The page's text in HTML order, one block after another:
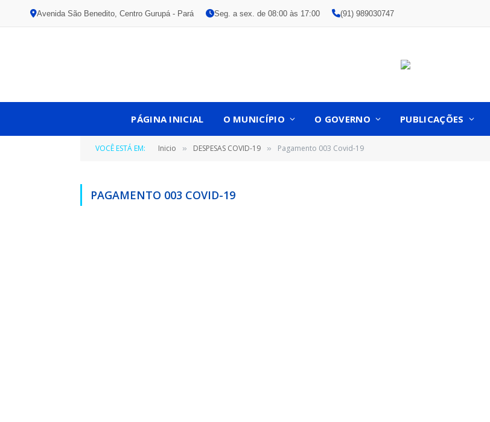
Avenida São Benedito, Centro Gurupá - Pará Seg. a sex. de 08:00 às 17:00 (91) 989030747
PÁGINA INICIAL O MUNICÍPIO O GOVERNO PUBLICAÇÕES
VOCÊ ESTÁ EM: Inicio » DESPESAS COVID-19 » Pagamento 003 Covid-19
PAGAMENTO 003 COVID-19